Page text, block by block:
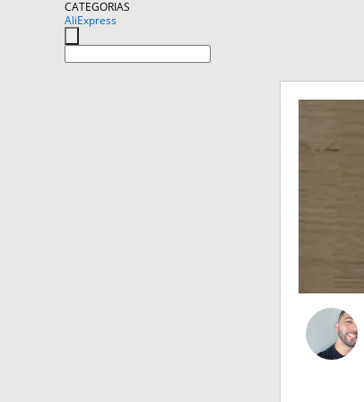
CATEGORIAS
AliExpress